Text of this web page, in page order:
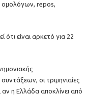
ομολόγων, repos,
είναι αρκετό για 22
οι τριμηνιαίες
η Ελλάδα αποκλίνει από